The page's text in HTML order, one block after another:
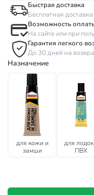
Быстрая доставка
Бесплатная
Возможность
На сайте или при
Гарантия легкого
До 30 дней на
Назначение
для кожи и
замши
для
ПВХ